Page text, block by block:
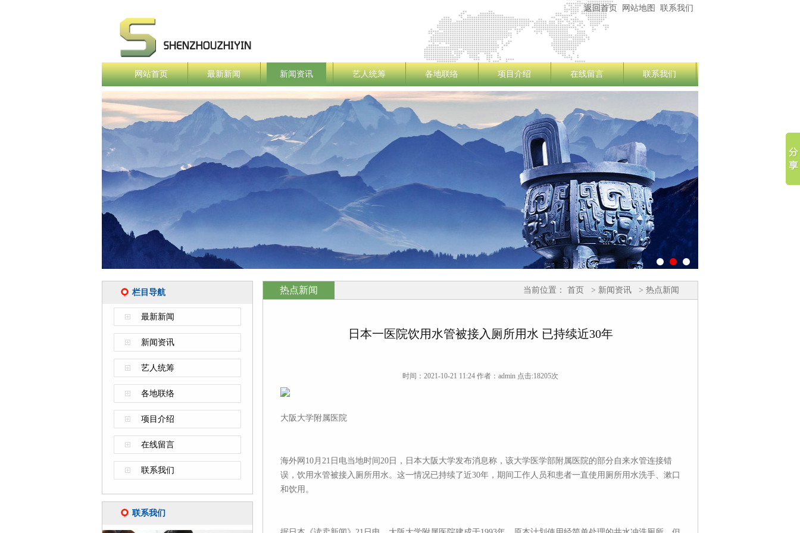
返回首页 网站地图 联系我们
网站首页 最新新闻 新闻资讯 艺人统筹 各地联络 项目介绍 在线留言 联系我们
栏目导航
最新新闻
新闻资讯
艺人统筹
各地联络
项目介绍
在线留言
联系我们
联系我们
热点新闻 当前位置： 首页 > 新闻资讯 > 热点新闻
日本一医院饮用水管被接入厕所用水 已持续近30年
时间：2021-10-21 11:24 作者：admin 点击:18205次
大阪大学附属医院
海外网10月21日电当地时间20日，日本大阪大学发布消息称，该大学医学部附属医院的部分自来水管连接错
误，饮用水管被接入厕所用水。这一情况已持续了近30年，期间工作人员和患者一直使用厕所用水洗手、漱口
和饮用。